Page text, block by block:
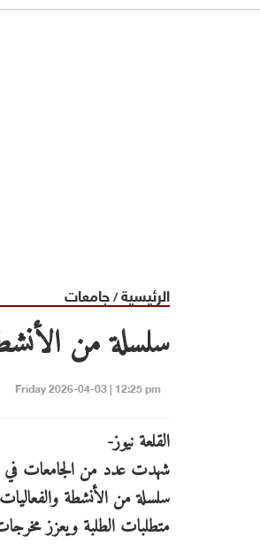
الرئيسية/جامعات
سلسلة من
Friday 2026-04-03 | 12:25 pm
القلعة نيوز-
شهدت عدد من الجامعات في
سلسلة من الأنشطة
متطلبات الطلبة ويعزز